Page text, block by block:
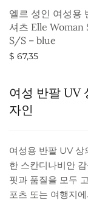
엘르 성인 여성용
셔츠 Elle
S/S – blue
$ 67,35
여성 반팔 UV
자인
여성용 반팔 UV 상
한 스칸디나비안
핏과 품질을 모두
포츠 또는 여행지